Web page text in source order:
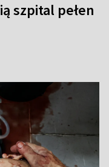
szpital pełen